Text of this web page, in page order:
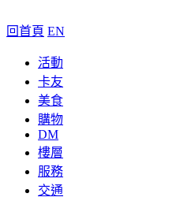
回首頁 EN
活動
卡友
美食
購物
DM
樓層
服務
交通